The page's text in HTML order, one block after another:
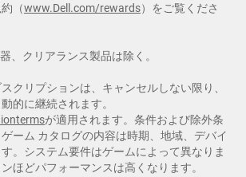
（www.Dell.com/rewards）をご覧くださ
、クリアランス製品は除く。
クリプションは、キャンセルしない限り、
的に継続されます。
が適用されます。条件および除外条
ーム カタログの内容は時期、地域、デバイ
。システム要件はゲームによって異なりま
ほどパフォーマンスは高くなります。